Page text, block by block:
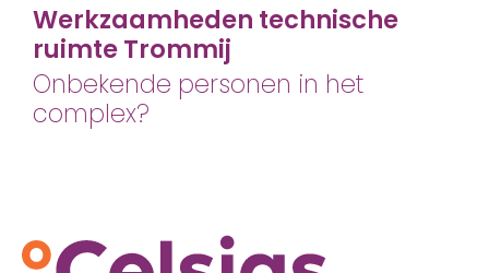
Werkzaamheden technische
ruimte Trommij
Onbekende personen in het
complex?